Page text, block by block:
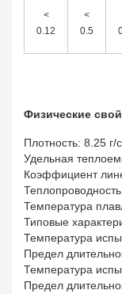
<
0.12
<
0.5
Физические
Плотность: 8.25 г/
Удельная
Коэффициент
Температура
Типовые
Температура
Предел
Температура
Предел